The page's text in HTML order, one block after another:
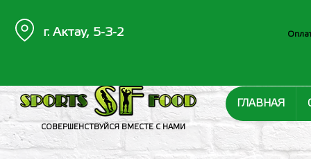
СОВЕРШЕНСТВУЙСЯ ВМЕСТЕ С НАМИ
ГЛАВНАЯ
г. Актау, 5-3-2